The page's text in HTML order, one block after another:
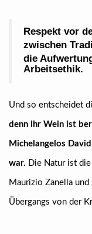
Respekt vor
zwischen
die
Arbeitsethik.
Und so entscheidet
denn ihr Wein ist
Michelangelos
war. Die Natur ist
Maurizio Zanella
Übergangs von der